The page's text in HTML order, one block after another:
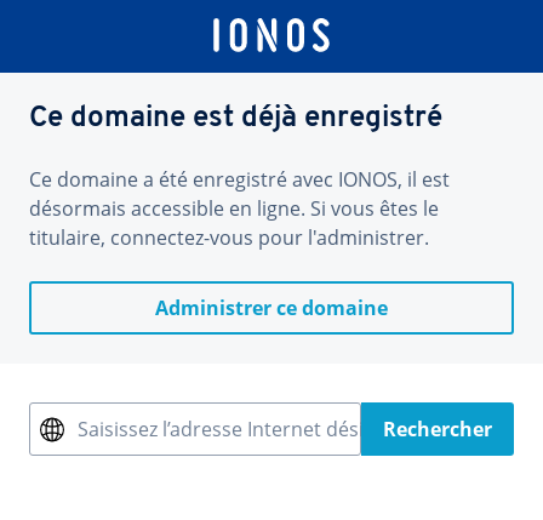
Ce domaine est déjà enregistré
Ce domaine a été enregistré avec IONOS, il est
désormais accessible en ligne. Si vous êtes le
titulaire, connectez-vous pour l'administrer.
Administrer ce domaine
Saisissez l’adresse Internet désiréeRechercher